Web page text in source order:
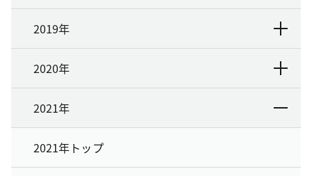
2019年
2020年
2021年
2021年トップ